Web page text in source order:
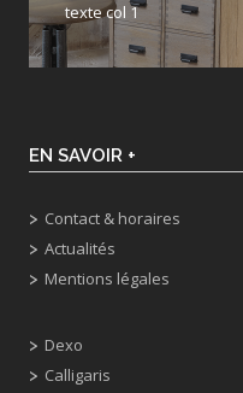
texte col 1
EN SAVOIR +
Contact & horaires
Actualités
Mentions légales
Dexo
Calligaris